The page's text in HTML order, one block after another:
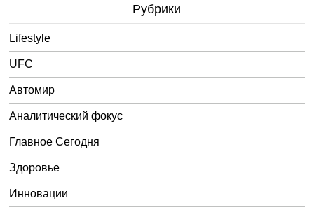
Рубрики
Lifestyle
UFC
Автомир
Аналитический фокус
Главное Сегодня
Здоровье
Инновации